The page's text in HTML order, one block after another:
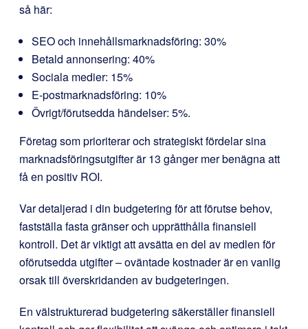
så här:
SEO och innehållsmarknadsföring: 30%
Betald annonsering: 40%
Sociala medier: 15%
E-postmarknadsföring: 10%
Övrigt/förutsedda händelser: 5%.
Företag som prioriterar och strategiskt fördelar sina
marknadsföringsutgifter är 13 gånger mer benägna att
få en positiv ROI.
Var detaljerad i din budgetering för att förutse behov,
fastställa fasta gränser och upprätthålla finansiell
kontroll. Det är viktigt att avsätta en del av medlen för
oförutsedda utgifter – oväntade kostnader är en vanlig
orsak till överskridanden av budgeteringen.
En välstrukturerad budgetering säkerställer finansiell